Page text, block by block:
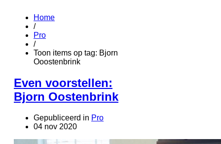
Home
/
Pro
/
Toon items op tag: Bjorn
Ooostenbrink
Even voorstellen:
Bjorn Oostenbrink
Gepubliceerd in Pro
04 nov 2020